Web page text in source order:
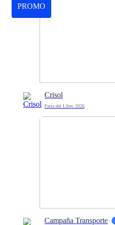
PROMO
Crisol
Feria del Libro 2026
Campaña Transporte